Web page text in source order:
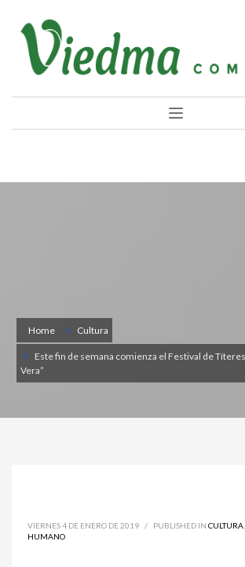
Home Cultura
Este fin de semana comienza el Festival de
Vera”
VIERNES 4 DE ENERO DE 2019 / PUBLISHED IN CULTURA
HUMANO